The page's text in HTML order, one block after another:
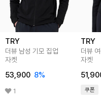
TRY
더뷰 남성 기모 집업
자켓
53,900 8%
1
TRY
더뷰
자켓
쿠폰